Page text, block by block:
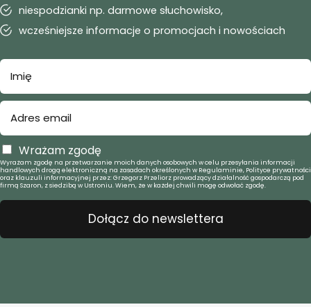
niespodzianki np. darmowe słuchowisko,
wcześniejsze informacje o promocjach i nowościach
Wrażam zgodę
Wyrażam zgodę na przetwarzanie moich danych osobowych w celu przesyłania informacji
handlowych drogą elektroniczną na zasadach określonych w Regulaminie, Polityce prywatności
oraz klauzuli informacyjnej przez: Grzegorz Przeliorz prowadzący działalność gospodarczą pod
firmą Szaron, z siedzibą w Ustroniu. Wiem, że w każdej chwili mogę odwołać zgodę.
Dołącz do newslettera